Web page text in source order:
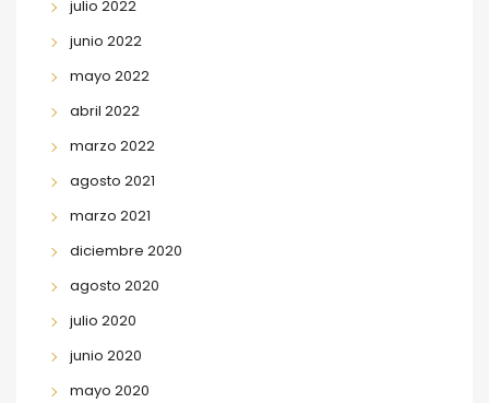
julio 2022
junio 2022
mayo 2022
abril 2022
marzo 2022
agosto 2021
marzo 2021
diciembre 2020
agosto 2020
julio 2020
junio 2020
mayo 2020